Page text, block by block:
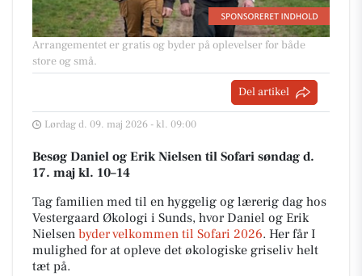
Arrangementet er gratis og byder på oplevelser for både
store og små.
Del artikel
Lørdag d. 09. maj 2026 - kl. 09:00
Besøg Daniel og Erik Nielsen til Sofari søndag d.
17. maj kl. 10–14
Tag familien med til en hyggelig og lærerig dag hos
Vestergaard Økologi i Sunds, hvor Daniel og Erik
Nielsen byder velkommen til Sofari 2026. Her får I
mulighed for at opleve det økologiske griseliv helt
tæt på.